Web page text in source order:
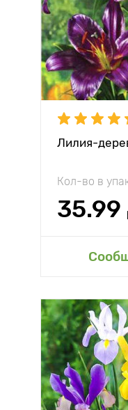
Лилия-
Кол-во в
35.99